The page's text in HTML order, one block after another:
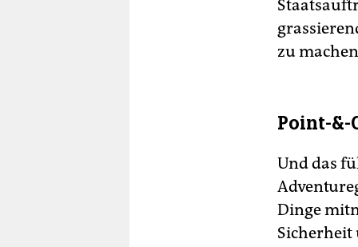
zu
Point-
Und das
Dinge
Sicherheit